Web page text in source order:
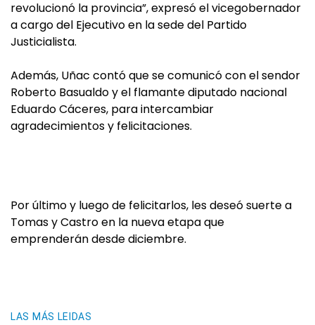
revolucionó la provincia”, expresó el vicegobernador
a cargo del Ejecutivo en la sede del Partido
Justicialista.
Además, Uñac contó que se comunicó con el sendor
Roberto Basualdo y el flamante diputado nacional
Eduardo Cáceres, para intercambiar
agradecimientos y felicitaciones.
Por último y luego de felicitarlos, les deseó suerte a
Tomas y Castro en la nueva etapa que
emprenderán desde diciembre.
LAS MÁS LEIDAS